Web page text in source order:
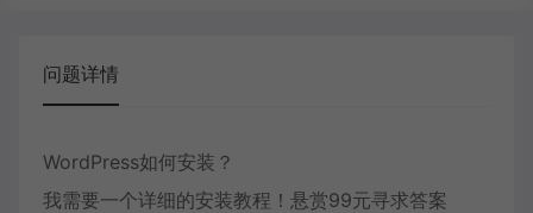
问题详情
WordPress如何安装？
我需要一个详细的安装教程！悬赏99元寻求答案